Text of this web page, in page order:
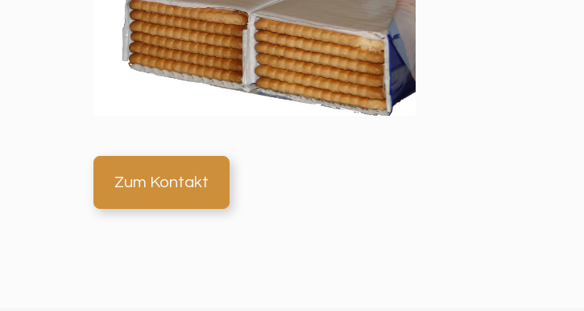
Zum Kontakt